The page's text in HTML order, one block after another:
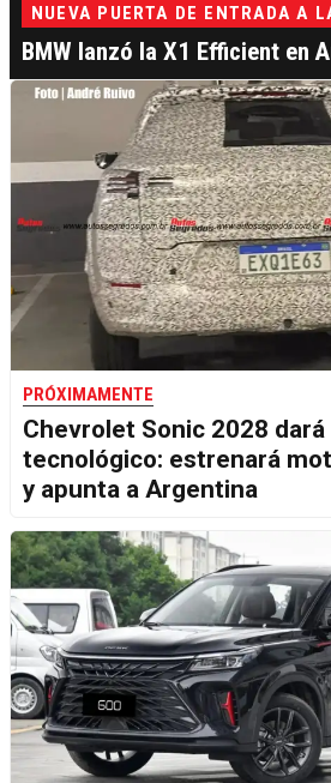
NUEVA PUERTA DE ENTRADA A
BMW lanzó la X1 Efficient en
PRÓXIMAMENTE
Chevrolet Sonic 2028
tecnológico: estrenará
y apunta a Argentina